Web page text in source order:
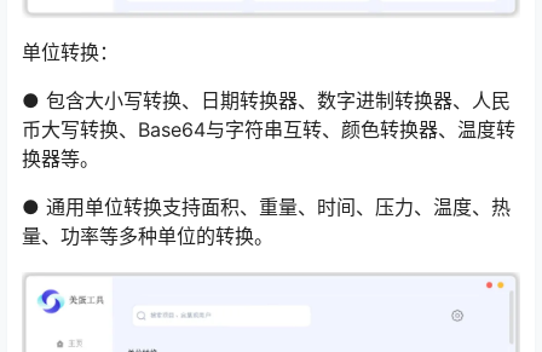
单位转换：
● 包含大小写转换、日期转换器、数字进制转换器、人民
币大写转换、Base64与字符串互转、颜色转换器、温度转
换器等。
● 通用单位转换支持面积、重量、时间、压力、温度、热
量、功率等多种单位的转换。